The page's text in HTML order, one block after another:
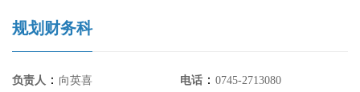
规划财务科
负责人 ： 向英喜 电话 ： 0745-2713080